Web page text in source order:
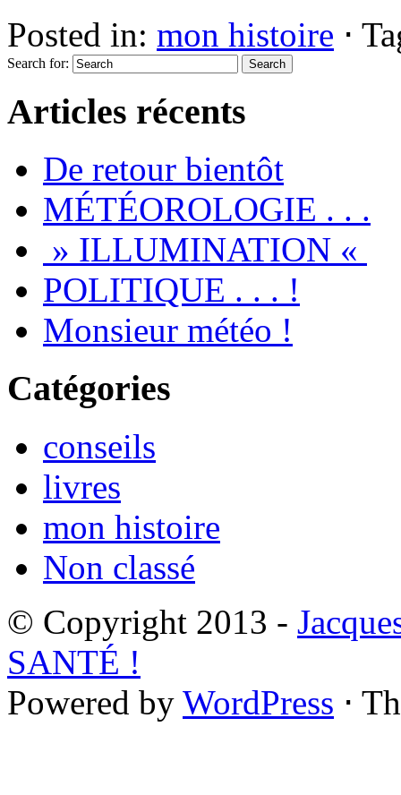
Posted in: mon histoire ⋅
Search for:
Articles récents
De retour bientôt
MÉTÉOROLOGIE . . .
» ILLUMINATION «
POLITIQUE . . . !
Monsieur météo !
Catégories
conseils
livres
mon histoire
Non classé
© Copyright 2013 -
SANTÉ !
Powered by WordPress ⋅